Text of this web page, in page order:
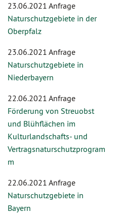
23.06.2021 Anfrage
Naturschutzgebiete in der
Oberpfalz
23.06.2021 Anfrage
Naturschutzgebiete in
Niederbayern
22.06.2021 Anfrage
Förderung von Streuobst
und Blühflächen im
Kulturlandschafts- und
Vertragsnaturschutzprogram
m
22.06.2021 Anfrage
Naturschutzgebiete in
Bayern